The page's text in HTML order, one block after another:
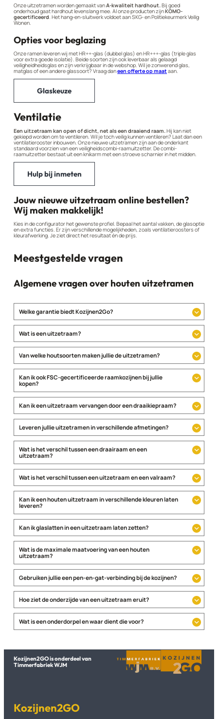
Onze uitzetramen worden gemaakt vanA-kwaliteit hardhout.Bij goed
onderhoud gaat hardhout levenslang mee. Al onze producten zijnKOMO-
gecertificeerd. Het hang-en-sluitwerk voldoet aan SKG- en Politiekeurmerk Veilig
Wonen.
Opties voor beglazing
Onze ramen leveren wij met HR++-glas (dubbel glas) en HR+++-glas (triple glas
voor extra goede isolatie). Beide soorten zijn ook leverbaar als gelaagd
veiligheidheidsglas en zijn verkrijgbaar in de webshop. Wil je zonwerend glas,
matglas of een andere glassoort? Vraag daneen offerte op maat aan.
Glaskeuze
Ventilatie
Een uitzetraam kan open of dicht, net als een draaiend raam. Hij kan niet
gekiepd worden om te ventileren. Wil je toch veilig kunnen ventileren? Laat dan een
ventilatierooster inbouwen. Onze nieuwe uitzetramen zijn aan de onderkant
standaard voorzien van een veiligheidscombi-raamuitzetter. De combi-
raamuitzetter bestaat uit een knikarm met een stroeve scharnier in het midden.
Hulp bij inmeten
Jouw nieuwe uitzetraam online bestellen?
Wij maken makkelijk!
Kies in de configurator het gewenste profiel. Bepaal het aantal vakken, de glasoptie
en extra functies. Er zijn verschillende mogelijkheden, zoals ventilatieroosters of
kleurafwerking. Je ziet direct het resultaat én de prijs.
Meestgestelde vragen
Algemene vragen over houten uitzetramen
Welke garantie biedt Kozijnen2Go?
Wat is een uitzetraam?
Van welke houtsoorten maken jullie de uitzetramen?
Kan ik ook FSC-gecertificeerde raamkozijnen bij jullie
kopen?
Kan ik een uitzetraam vervangen door een draaikiepraam?
Leveren jullie uitzetramen in verschillende afmetingen?
Wat is het verschil tussen een draairaam en een
uitzetraam?
Wat is het verschil tussen een uitzetraam en een valraam?
Kan ik een houten uitzetraam in verschillende kleuren laten
leveren?
Kan ik glaslatten in een uitzetraam laten zetten?
Wat is de maximale maatvoering van een houten
uitzetraam?
Gebruiken jullie een pen-en-gat-verbinding bij de kozijnen?
Hoe ziet de onderzijde van een uitzetraam eruit?
Wat is een onderdorpel en waar dient die voor?
Kozijnen2GO is onderdeel van
Timmerfabriek WJM
Kozijnen2GO